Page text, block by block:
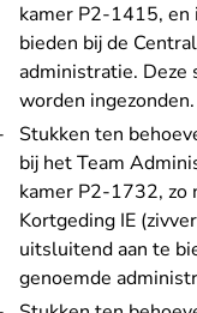
kamer P2-1415, en
bieden bij de
administratie. Deze
worden ingezonden.
Stukken ten
bij het Team
kamer P2-1732, zo
Kortgeding IE
uitsluitend aan te
genoemde